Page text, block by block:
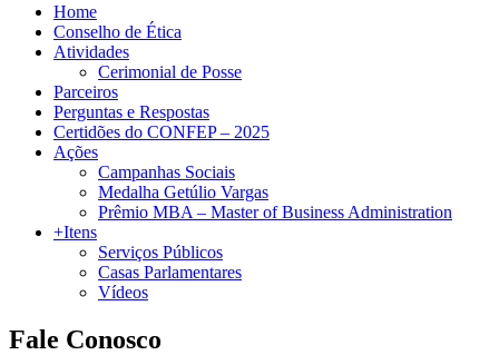
Home
Conselho de Ética
Atividades
Cerimonial de Posse
Parceiros
Perguntas e Respostas
Certidões do CONFEP – 2025
Ações
Campanhas Sociais
Medalha Getúlio Vargas
Prêmio MBA – Master of Business Administration
+Itens
Serviços Públicos
Casas Parlamentares
Vídeos
Fale Conosco